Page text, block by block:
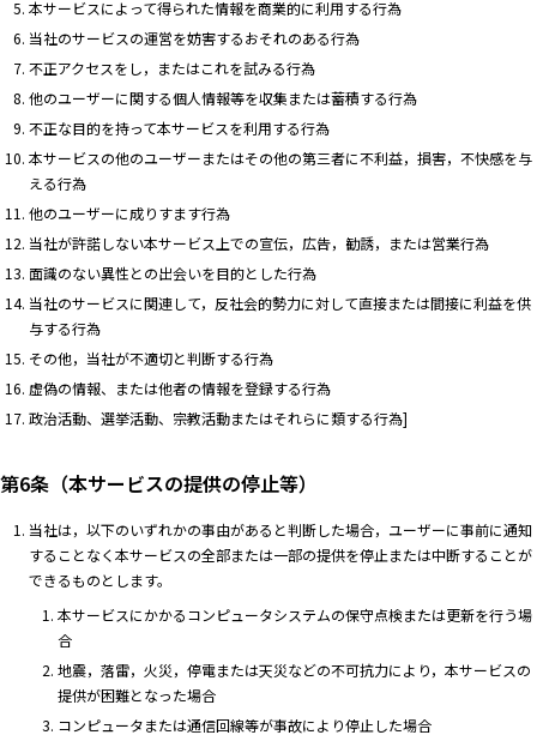
本サービスによって得られた情報を商業的に利用する行為
当社のサービスの運営を妨害するおそれのある行為
不正アクセスをし，またはこれを試みる行為
他のユーザーに関する個人情報等を収集または蓄積する行為
不正な目的を持って本サービスを利用する行為
本サービスの他のユーザーまたはその他の第三者に不利益，損害，不快感を与
える行為
他のユーザーに成りすます行為
当社が許諾しない本サービス上での宣伝，広告，勧誘，または営業行為
面識のない異性との出会いを目的とした行為
当社のサービスに関連して，反社会的勢力に対して直接または間接に利益を供
与する行為
その他，当社が不適切と判断する行為
虚偽の情報、または他者の情報を登録する行為
政治活動、選挙活動、宗教活動またはそれらに類する行為]
第6条（本サービスの提供の停止等）
当社は，以下のいずれかの事由があると判断した場合，ユーザーに事前に通知
することなく本サービスの全部または一部の提供を停止または中断することが
できるものとします。
本サービスにかかるコンピュータシステムの保守点検または更新を行う場
合
地震，落雷，火災，停電または天災などの不可抗力により，本サービスの
提供が困難となった場合
コンピュータまたは通信回線等が事故により停止した場合